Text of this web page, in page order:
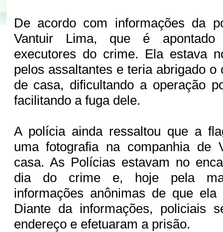
De acordo com informações da
Vantuir Lima, que é
executores do crime. Ela estava
pelos assaltantes e teria abrigado o
de casa, dificultando a operação
facilitando a fuga dele.
A polícia ainda ressaltou que a
uma fotografia na companhia de
casa. As Polícias estavam no
dia do crime e, hoje pela
informações anônimas de que
Diante da informações, policiais
endereço e efetuaram a prisão.